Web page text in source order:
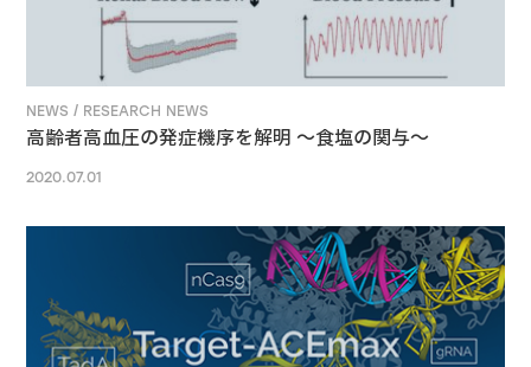
NEWS / RESEARCH NEWS
高齢者高血圧の発症機序を解明 ～食塩の関与～
2020.07.01